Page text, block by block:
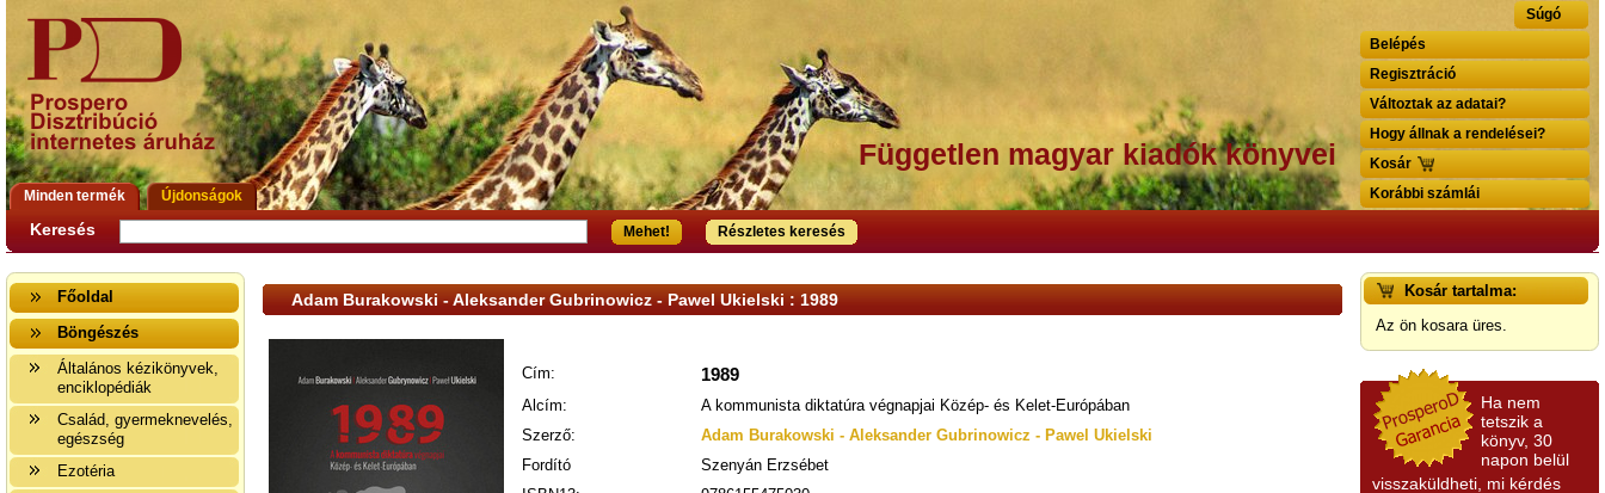
Súgó
Belépés
Regisztráció
Változtak az adatai?
Hogy állnak a rendelései?
Kosár
Korábbi számlái
Független magyar kiadók könyvei
Minden termék Újdonságok
Keresés Mehet! Részletes keresés
Főoldal
Böngészés
Általános kézikönyvek,
enciklopédiák
Család, gyermeknevelés,
egészség
Ezotéria
Kosár tartalma:
Az ön kosara üres.
Ha nem
tetszik a
könyv, 30
napon belül
visszaküldheti, mi kérdés
Adam Burakowski - Aleksander Gubrinowicz - Pawel Ukielski : 1989
Cím: 1989
Alcím:
A kommunista diktatúra végnapjai Közép- és Kelet-Európában
Szerző:
Adam Burakowski - Aleksander Gubrinowicz - Pawel Ukielski
Fordító
Szenyán Erzsébet